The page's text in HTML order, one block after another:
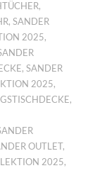
,
,SANDER
2025,
,SANDER
2025,
,
OUTLET,
2025,